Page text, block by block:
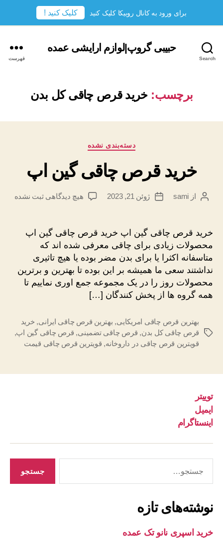
Search
حبیبی گروپ|لوازم ارایشی عمده
فهرست
برچسب: خرید قرص چاقی کل بدن
دسته‌ها
دسته‌بندی نشده
خرید قرص چاقی گین اپ
نویسندهٔ
از sami
تاریخژوئن 21, 2023 هیچ دیدگاهیبرای
چاقی
گین
اپ
ثبت نشده
خرید قرص چاقی گین اپ خرید قرص چاقی گین اپ
محصولات زیادی برای چاقی معرفی شده اند که
متاسفانه اکثرا یا برای بدن مضر بوده یا هیچ تاثیری
نداشتند سعی ما همیشه بر این بوده تا بهترین و برترین
محصولات روز را در یک مجموعه جمع اوری نماییم تا
همه گروه ها از پخش کنندگان […]
برچسب‌ها
بهترین قرص چاقی امریکایی, بهترین قرص چاقی ایرانی, خرید
قرص چاقی کل بدن, قرص چاقی تضمینی, قرص چاقی گین اپ,
قویترین قرص چاقی در داروخانه, قویترین قرص چاقی قیمت
توییتر
ایمیل
اینستاگرام
نوشته‌های تازه
خرید اسپری نانو تک عمده
برای ورود به کانال روبیکا کلیک کنید کلیک کنید !